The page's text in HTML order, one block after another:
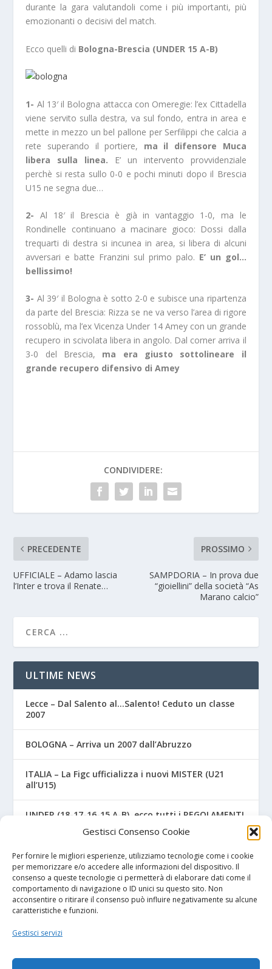
Gestisci Consenso Cookie
Per fornire le migliori esperienze, utilizziamo tecnologie come i cookie
per memorizzare e/o accedere alle informazioni del dispositivo. Il
consenso a queste tecnologie ci permetterà di elaborare dati come il
comportamento di navigazione o ID unici su questo sito. Non
acconsentire o ritirare il consenso può influire negativamente su alcune
caratteristiche e funzioni.
Gestisci servizi
durante la gara valutandoli come i più importanti, più
emozionanti o decisivi del match.
Ecco quelli di Bologna-Brescia (UNDER 15 A-B)
1- Al 13′ il Bologna attacca con Omeregie: l’ex Cittadella
viene servito sulla destra, va sul fondo, entra in area e
mette in mezzo un bel pallone per Serfilippi che calcia a
rete superando il portiere, ma il difensore Muca
libera sulla linea.
E’ un intervento provvidenziale
perchè si resta sullo 0-0 e pochi minuti dopo il Brescia
U15 ne segna due…
2- Al 18′ il Brescia è già in vantaggio 1-0, ma le
Rondinelle continuano a macinare gioco: Dossi dalla
trequarti di destra si incunea in area, si libera di alcuni
avversari e batte Franzini sul primo palo. E’ un gol…
bellissimo!
3- Al 39′ il Bologna è sotto 2-0 e subisce una ripartenza
da parte del Brescia: Rizza se ne va verso l’area di rigore
rossoblù, ma l’ex Vicenza Under 14 Amey con un grande
recupero in scivolata libera in angolo. Dal corner arriva il
3-0 del Brescia, ma era giusto sottolineare il
grande recupero difensivo di Amey
CONDIVIDERE:
PRECEDENTE
UFFICIALE – Adamo lascia
l’Inter e trova il Renate…
PROSSIMO
SAMPDORIA – In prova due
“gioiellini” della società “As
Marano calcio”
ULTIME NEWS
Lecce – Dal Salento al…Salento! Ceduto un classe
2007
BOLOGNA – Arriva un 2007 dall’Abruzzo
ITALIA – La Figc ufficializza i nuovi MISTER (U21
all’U15)
UNDER (18-17-16-15 A-B), ecco tutti i REGOLAMENTI
NAPOLI – Tre ex Benevento U17 “svincolati” firmano
per gli azzurri
I NOSTRI SPONSOR
Diretta.it